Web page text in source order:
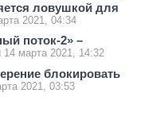
ловушкой для
2021, 04:34
поток-2» –
14 марта 2021, 14:32
блокировать
2021, 03:53